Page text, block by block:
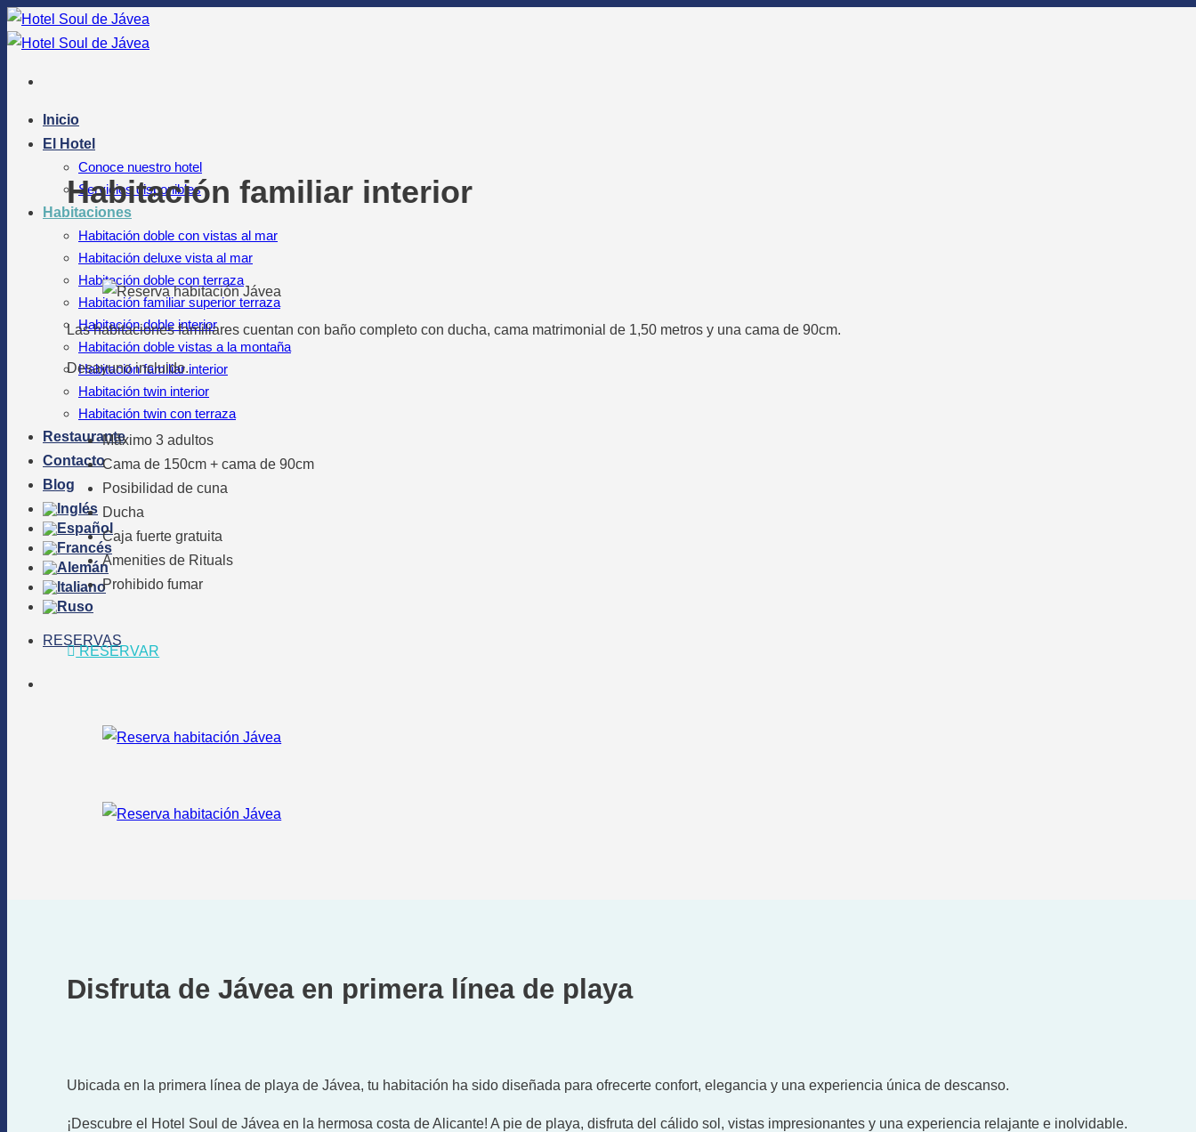
Saltar
al
Inicio
El Hotel
Conoce nuestro hotel
Servicios disponibles
Habitaciones
Habitación doble con vistas al mar
Habitación deluxe vista al mar
Habitación doble con terraza
Habitación familiar superior terraza
Habitación doble interior
Habitación doble vistas a la montaña
Habitación familiar interior
Habitación twin interior
Habitación twin con terraza
Restaurante
Contacto
Blog
RESERVAS
Habitación familiar interior
Las habitaciones familiares cuentan con baño completo con ducha, cama matrimonial de 1,50 metros y una cama de 90cm.
Desayuno incluido.
Máximo 3 adultos
Cama de 150cm + cama de 90cm
Posibilidad de cuna
Ducha
Caja fuerte gratuita
Amenities de Rituals
Prohibido fumar
RESERVAR
Disfruta de Jávea en primera línea de playa
Ubicada en la primera línea de playa de Jávea, tu habitación ha sido diseñada para ofrecerte confort, elegancia y una experiencia única de descanso.
¡Descubre el Hotel Soul de Jávea en la hermosa costa de Alicante! A pie de playa, disfruta del cálido sol, vistas impresionantes y una experiencia relajante e inolvidable.